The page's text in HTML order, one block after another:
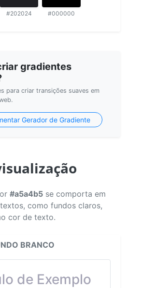
#202024 #000000
gradientes
para criar transições suaves em
Gerador de Gradiente
#a5a4b5 se comporta em
como fundos claros,
cor de texto.
BRANCO
de Exemplo